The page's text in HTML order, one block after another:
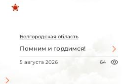
Белгородская область
Помним и гордимся!
5 августа 2026 64